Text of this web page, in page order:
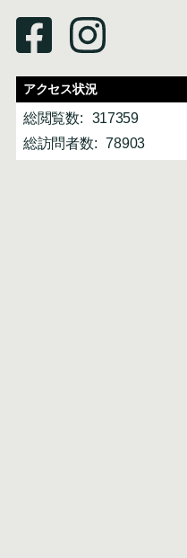
アクセス状況
総閲覧数:
317359
総訪問者数:
78903